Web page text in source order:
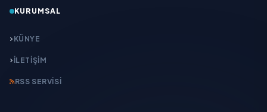
KURUMSAL
KÜNYE
İLETIŞIM
RSS SERVISI